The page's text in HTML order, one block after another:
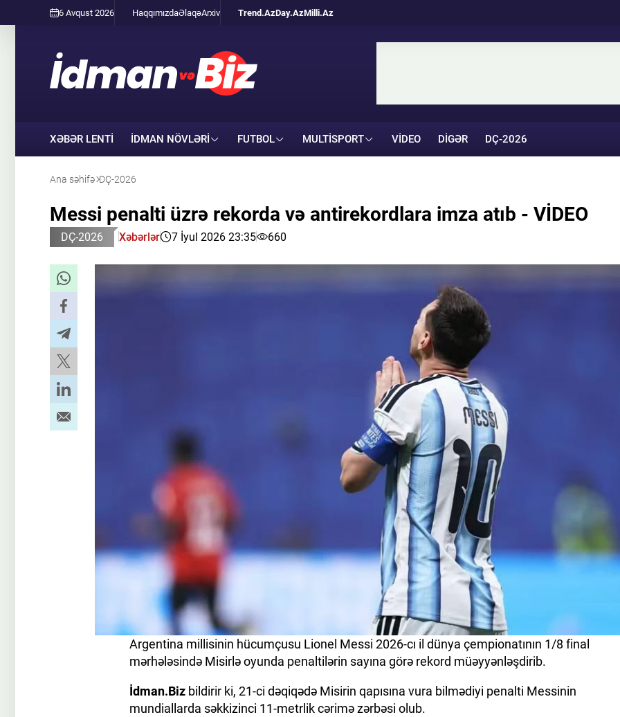
6 Avqust 2026 HaqqımızdaƏlaqəArxiv Trend.AzDay.AzMilli.Az
XƏBƏR LENTİ İDMAN NÖVLƏRI FUTBOL MULTISPORT VIDEO DIGƏR DÇ-2026
Ana səhifə DÇ-2026
Messi penalti üzrə rekorda və antirekordlara imza atıb - VİDEO
DÇ-2026 Xəbərlər 7 İyul 2026 23:35 660
Argentina millisinin hücumçusu Lionel Messi 2026-cı il dünya çempionatının 1/8 final
mərhələsində Misirlə oyunda penaltilərin sayına görə rekord müəyyənləşdirib.
İdman.Biz bildirir ki, 21-ci dəqiqədə Misirin qapısına vura bilmədiyi penalti Messinin
mundiallarda səkkizinci 11-metrlik cərimə zərbəsi olub.